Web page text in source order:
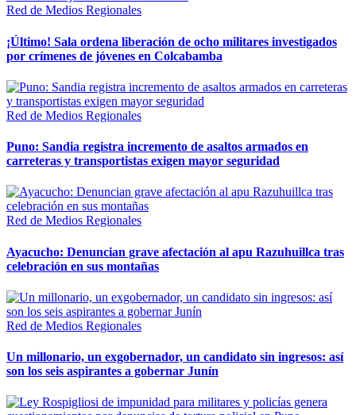
Red de Medios Regionales
¡Último! Sala ordena liberación de ocho militares investigados
por crímenes de jóvenes en Colcabamba
Red de Medios Regionales
Puno: Sandia registra incremento de asaltos armados en
carreteras y transportistas exigen mayor seguridad
Red de Medios Regionales
Ayacucho: Denuncian grave afectación al apu Razuhuillca tras
celebración en sus montañas
Red de Medios Regionales
Un millonario, un exgobernador, un candidato sin ingresos: así
son los seis aspirantes a gobernar Junín